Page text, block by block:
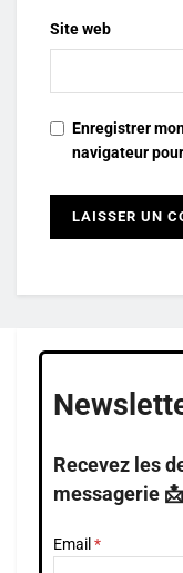
Site web
Enregistrer
navigateur
Recevez les
messagerie 📩
Email